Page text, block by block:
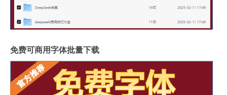
免费可商用字体批量下载